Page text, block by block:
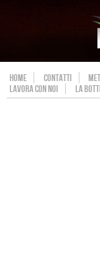
HOME CONTATTI
LAVORA CON NOI
LA